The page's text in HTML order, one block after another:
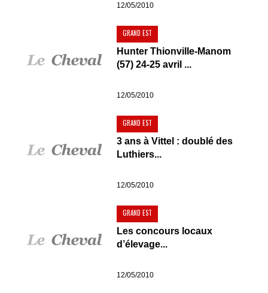
12/05/2010
GRAND EST
Hunter Thionville-Manom
(57) 24-25 avril ...
12/05/2010
GRAND EST
3 ans à Vittel : doublé des
Luthiers...
12/05/2010
GRAND EST
Les concours locaux
d’élevage...
12/05/2010